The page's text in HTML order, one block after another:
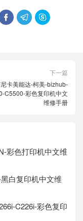
  
下一篇
卡美能达-柯美-bizhub-
C5500-彩色复印机中文
维修手册
彩色打印机中文维
白复印机中文维
C226i-彩色复印